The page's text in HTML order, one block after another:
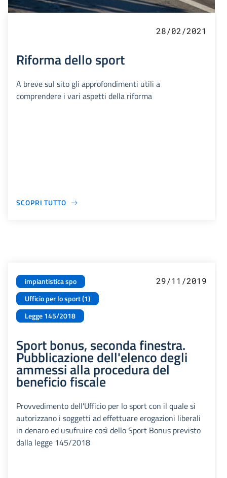
28/02/2021
Riforma dello sport
A breve sul sito gli approfondimenti utili a
comprendere i vari aspetti della riforma
SCOPRI TUTTO
impiantistica spo
Ufficio per lo sport (1)
Legge 145/2018
29/11/2019
Sport bonus, seconda finestra.
Pubblicazione dell'elenco degli
ammessi alla procedura del
beneficio fiscale
Provvedimento dell'Ufficio per lo sport con il quale si
autorizzano i soggetti ad effettuare erogazioni liberali
in denaro ed usufruire così dello Sport Bonus previsto
dalla legge 145/2018